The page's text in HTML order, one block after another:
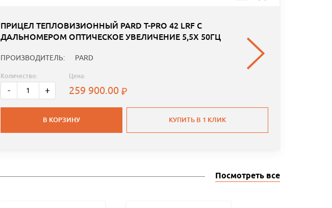
ПРИЦЕЛ ТЕПЛОВИЗИОННЫЙ PARD T-PRO 42 LRF С
ДАЛЬНОМЕРОМ ОПТИЧЕСКОЕ УВЕЛИЧЕНИЕ 5,5Х 50ГЦ
ПРОИЗВОДИТЕЛЬ: PARD
Количество:
- +
Цена:
259 900.00
В КОРЗИНУ КУПИТЬ В 1 КЛИК
Посмотреть все